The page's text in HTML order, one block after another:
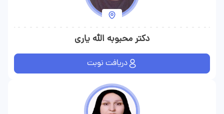
دکتر محبوبه الله یاری
دریافت نوبت